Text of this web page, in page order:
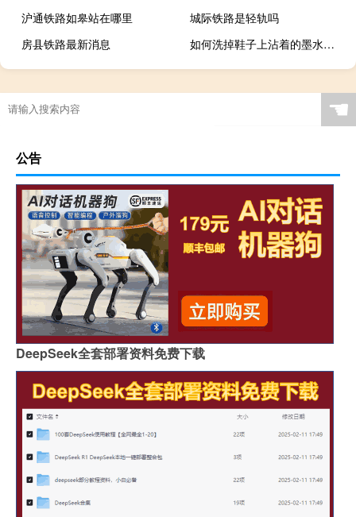
沪通铁路如皋站在哪里
城际铁路是轻轨吗
房县铁路最新消息
如何洗掉鞋子上沾着的墨水，急
☚
公告
DeepSeek全套部署资料免费下载